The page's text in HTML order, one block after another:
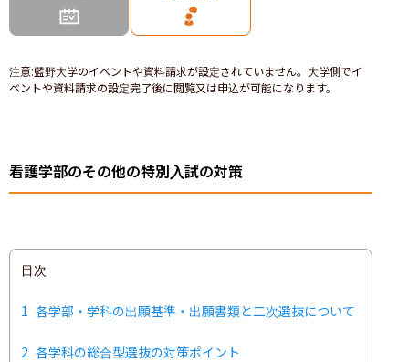
注意:藍野大学のイベントや資料請求が設定されていません。大学側でイ
ベントや資料請求の設定完了後に閲覧又は申込が可能になります。
看護学部のその他の特別入試の対策
目次
1 各学部・学科の出願基準・出願書類と二次選抜について
2 各学科の総合型選抜の対策ポイント